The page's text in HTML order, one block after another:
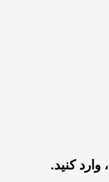
وارد کنید.